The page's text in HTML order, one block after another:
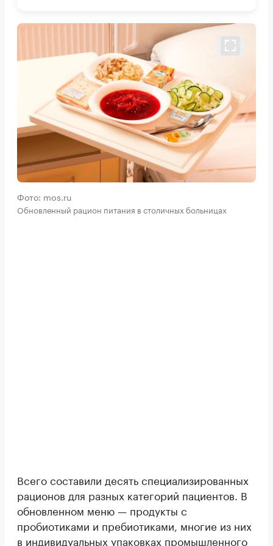
Фото: mos.ru
Обновленный рацион питания в столичных больницах
Всего составили десять специализированных
рационов для разных категорий пациентов. В
обновленном меню — продукты с
пробиотиками и пребиотиками, многие из них
в индивидуальных упаковках промышленного